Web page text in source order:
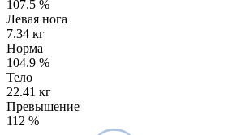
107.5 %
Левая нога
7.34 кг
Норма
104.9 %
Тело
22.41 кг
Превышение
112 %